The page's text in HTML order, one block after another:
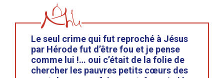
Le seul crime qui fut reproché à Jésus
par Hérode fut d’être fou et je pense
comme lui !… oui c’était de la folie de
chercher les pauvres petits cœurs des